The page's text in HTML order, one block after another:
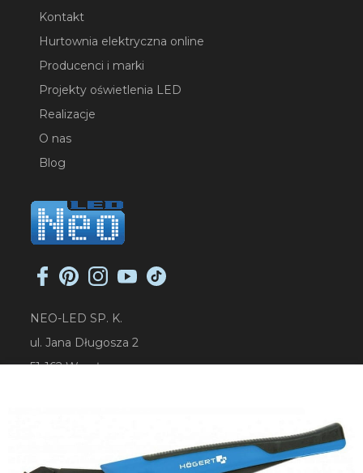
Kontakt
Hurtownia elektryczna online
Producenci i marki
Projekty oświetlenia LED
Realizacje
O nas
Blog
NEO-LED SP. K.
ul. Jana Długosza 2
51-162 Wrocław